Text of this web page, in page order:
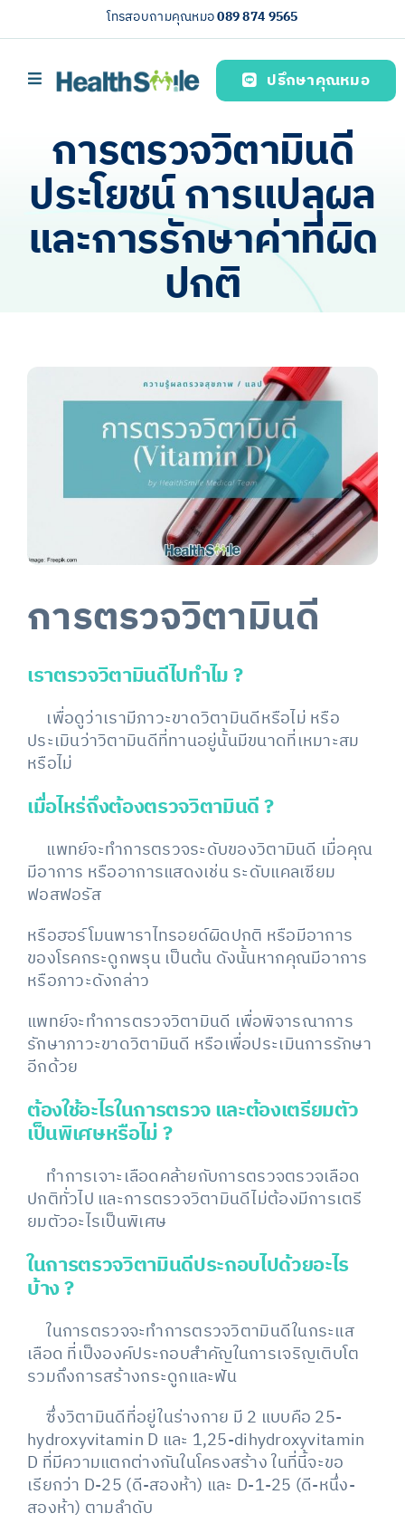
to
โทรสอบถามคุณหมอ089 874 9565
Toggle
บริการของเรา (Our services)
ความรู้สุขภาพ
เกี่ยวกับเรา
ปรึกษาคุณหมอ
การตรวจวิตามินดี
ประโยชน์ การแปลผล
และการรักษาค่าที่ผิด
ปกติ
Larger
การตรวจวิตามินดี
เราตรวจวิตามินดีไปทำไม?
เพื่อดูว่าเรามีภาวะขาดวิตามินดีหรือไม่ หรือ
ประเมินว่าวิตามินดีที่ทานอยู่นั้นมีขนาดที่เหมาะสม
หรือไม่
เมื่อไหร่ถึงต้องตรวจวิตามินดี?
แพทย์จะทำการตรวจระดับของวิตามินดี เมื่อคุณ
มีอาการ หรืออาการแสดงเช่น ระดับแคลเซียม
ฟอสฟอรัส
หรือฮอร์โมนพาราไทรอยด์ผิดปกติ หรือมีอาการ
ของโรคกระดูกพรุน เป็นต้น ดังนั้นหากคุณมีอาการ
หรือภาวะดังกล่าว
แพทย์จะทำการตรวจวิตามินดี เพื่อพิจารณาการ
รักษาภาวะขาดวิตามินดี หรือเพื่อประเมินการรักษา
อีกด้วย
ต้องใช้อะไรในการตรวจ และต้องเตรียมตัว
เป็นพิเศษหรือไม่?
ทำการเจาะเลือดคล้ายกับการตรวจตรวจเลือด
ปกติทั่วไป และการตรวจวิตามินดีไม่ต้องมีการเตรี
ยมตัวอะไรเป็นพิเศษ
ในการตรวจวิตามินดีประกอบไปด้วยอะไร
บ้าง?
ในการตรวจจะทำการตรวจวิตามินดีในกระแส
เลือด ที่เป็งองค์ประกอบสำคัญในการเจริญเติบโต
รวมถึงการสร้างกระดูกและฟัน
ซึ่งวิตามินดีที่อยู่ในร่างกาย มี 2 แบบคือ 25-
hydroxyvitamin D และ 1,25-dihydroxyvitamin
D ที่มีความแตกต่างกันในโครงสร้าง ในที่นี้จะขอ
เรียกว่า D-25 (ดี-สองห้า) และ D-1-25 (ดี-หนึ่ง-
สองห้า) ตามลำดับ